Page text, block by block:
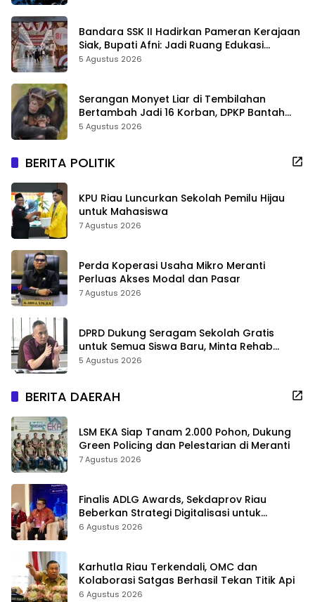
Bandara SSK II Hadirkan Pameran Kerajaan
Siak, Bupati Afni: Jadi Ruang Edukasi
Sejarah Riau
5 Agustus 2026
Serangan Monyet Liar di Tembilahan
Bertambah Jadi 16 Korban, DPKP Bantah
Video Gerombolan Viral
5 Agustus 2026
BERITA POLITIK
KPU Riau Luncurkan Sekolah Pemilu Hijau
untuk Mahasiswa
7 Agustus 2026
Perda Koperasi Usaha Mikro Meranti
Perluas Akses Modal dan Pasar
7 Agustus 2026
DPRD Dukung Seragam Sekolah Gratis
untuk Semua Siswa Baru, Minta Rehab
Sekolah Jangan Dikurangi
5 Agustus 2026
BERITA DAERAH
LSM EKA Siap Tanam 2.000 Pohon, Dukung
Green Policing dan Pelestarian di Meranti
7 Agustus 2026
Finalis ADLG Awards, Sekdaprov Riau
Beberkan Strategi Digitalisasi untuk
Tingkatkan Layanan Publik
6 Agustus 2026
Karhutla Riau Terkendali, OMC dan
Kolaborasi Satgas Berhasil Tekan Titik Api
6 Agustus 2026